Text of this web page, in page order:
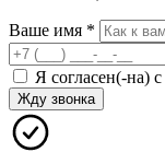
Ваше имя *
Я согласен(-на) с
Жду звонка